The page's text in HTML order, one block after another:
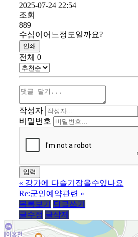
2025-07-24 22:54
조회
889
수심이어느정도일까요?
인쇄
전체 0
작성자
비밀번호
« 강가에 다슬기잡을수있나요
Re:군인예약관련 »
목록보기
답글쓰기
글수정 글삭제